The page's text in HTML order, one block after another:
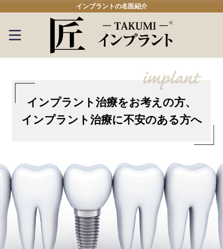
インプラントの名医紹介
インプラント治療をお考えの方、
インプラント治療に不安のある方へ